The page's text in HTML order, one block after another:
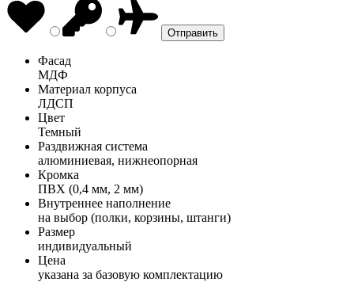
Фасад
МДФ
Материал корпуса
ЛДСП
Цвет
Темный
Раздвижная система
алюминиевая, нижнеопорная
Кромка
ПВХ (0,4 мм, 2 мм)
Внутреннее наполнение
на выбор (полки, корзины, штанги)
Размер
индивидуальный
Цена
указана за базовую комплектацию